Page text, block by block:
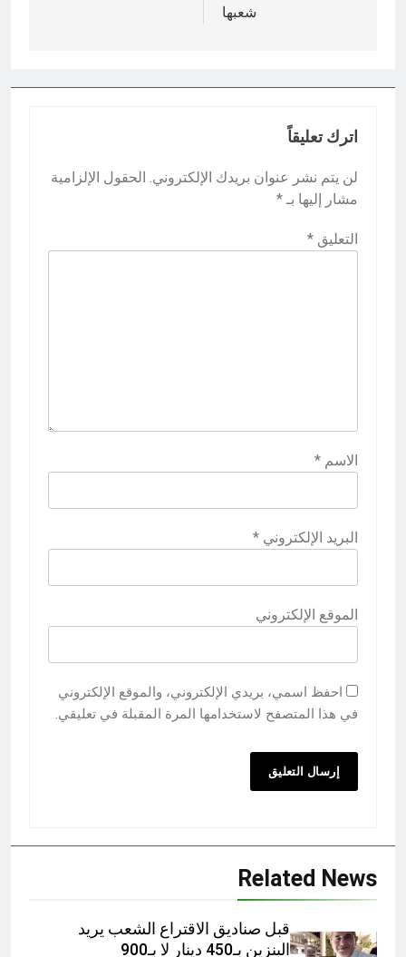
شعبها
اترك تعليقاً
لن يتم نشر عنوان بريدك الإلكتروني. الحقول الإلزامية
مشار إليها بـ *
التعليق *
الاسم *
البريد الإلكتروني *
الموقع الإلكتروني
احفظ اسمي، بريدي الإلكتروني، والموقع الإلكتروني
في هذا المتصفح لاستخدامها المرة المقبلة في تعليقي.
Related News
قبل صناديق الاقتراع الشعب يريد
البنزين بـ450 دينار لا بـ900